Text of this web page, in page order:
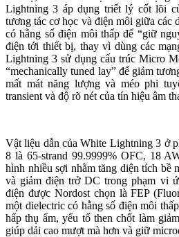
Lightning 3 áp dụng triết lý cốt lõi
tương tác cơ học và điện môi giữa các
có hằng số điện môi thấp để “giữ
điện tới thiết bị, thay vì dùng các
Lightning 3 sử dụng cấu trúc Micro
“mechanically tuned lay” để giảm
mất mát năng lượng và méo phi
transient và độ rõ nét của tín hiệu âm
Vật liệu dẫn của White Lightning 3 ở
8 là 65-strand 99.9999% OFC, 18
hình nhiều sợi nhằm tăng diện tích bề
và giảm điện trở DC trong phạm vi
điện được Nordost chọn là FEP
một dielectric có hằng số điện môi
hấp thụ ẩm, yếu tố then chốt làm
giúp dải cao mượt mà hơn và giữ